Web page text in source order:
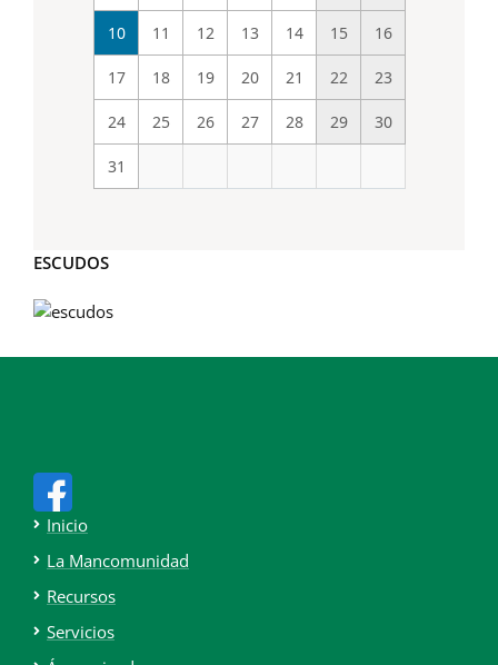
10 11 12 13 14 15 16
17 18 19 20 21 22 23
24 25 26 27 28 29 30
31
ESCUDOS
Inicio
La Mancomunidad
Recursos
Servicios